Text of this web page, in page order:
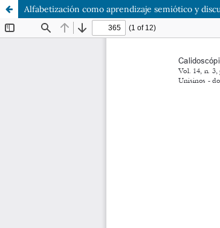
Alfabetización como aprendizaje semiótico y